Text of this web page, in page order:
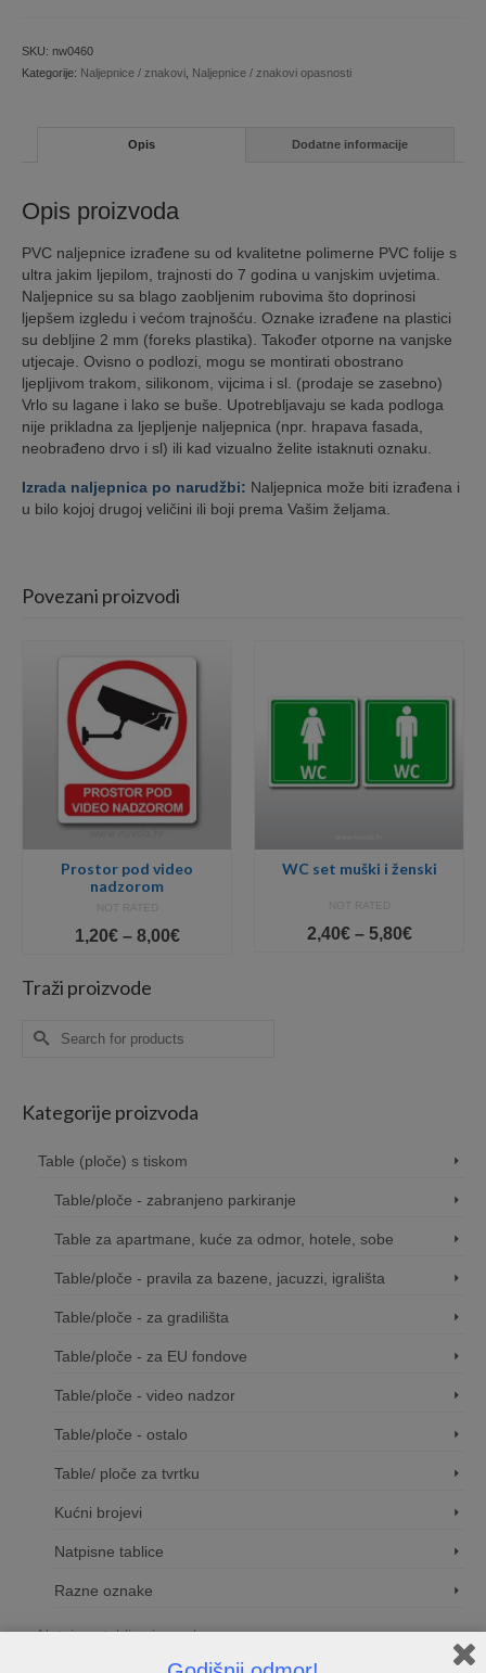
SKU: nw0460
Kategorije: Naljepnice / znakovi Naljepnice / znakovi opasnosti
Opis Dodatne informacije
Opis proizvoda
PVC naljepnice izrađene su od kvalitetne polimerne PVC folije s
ultra jakim ljepilom, trajnosti do 7 godina u vanjskim uvjetima.
Naljepnice su sa blago zaobljenim rubovima što doprinosi
ljepšem izgledu i većom trajnošću. Oznake izrađene na plastici
su debljine 2 mm (foreks plastika). Također otporne na vanjske
utjecaje. Ovisno o podlozi, mogu se montirati obostrano
ljepljivom trakom, silikonom, vijcima i sl. (prodaje se zasebno)
Vrlo su lagane i lako se buše. Upotrebljavaju se kada podloga
nije prikladna za ljepljenje naljepnica (npr. hrapava fasada,
neobrađeno drvo i sl) ili kad vizualno želite istaknuti oznaku.
Izrada naljepnica po narudžbi: Naljepnica može biti izrađena i
u bilo kojoj drugoj veličini ili boji prema Vašim željama.
Povezani proizvodi
Prostor pod video
nadzorom
NOT RATED
1,20€ – 8,00€Price
WC set muški i ženski
NOT RATED
2,40€ – 5,80€Price
Traži proizvode
Search
Kategorije proizvoda
Table (ploče) s tiskom
Table/ploče - zabranjeno parkiranje
Table za apartmane, kuće za odmor, hotele, sobe
Table/ploče - pravila za bazene, jacuzzi, igrališta
Table/ploče - za gradilišta
Table/ploče - za EU fondove
Table/ploče - video nadzor
Table/ploče - ostalo
Table/ ploče za tvrtku
Kućni brojevi
Natpisne tablice
Razne oznake
Natpisne tablice i oznake